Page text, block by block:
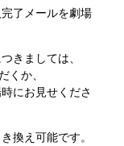
了メールを劇場
きましては、
くか、
にお見せくださ
換え可能です。